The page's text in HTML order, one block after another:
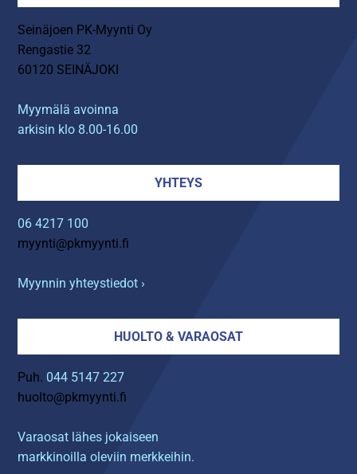
Seinäjoen PK-Myynti Oy
Rengastie 32
60120 SEINÄJOKI
Myymälä avoinna
arkisin klo 8.00-16.00
YHTEYS
06 4217 100
myynti@pkmyynti.fi
Myynnin yhteystiedot ›
HUOLTO & VARAOSAT
Puh. 044 5147 227
huolto@pkmyynti.fi
Varaosat lähes jokaiseen
markkinoilla oleviin merkkeihin.